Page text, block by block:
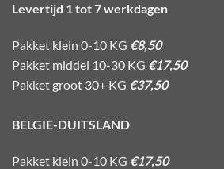
Levertijd 1 tot 7 werkdagen
Pakket klein 0-10 KG €8,50
Pakket middel 10-30 KG €17,50
Pakket groot 30+ KG €37,50
BELGIE-DUITSLAND
Pakket klein 0-10 KG €17,50